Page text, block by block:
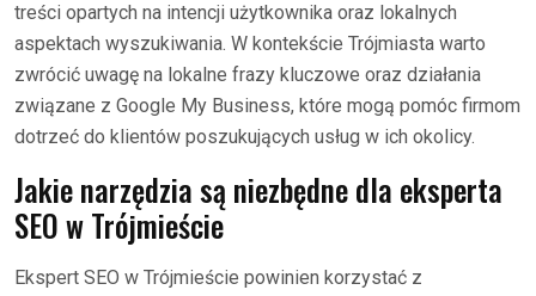
treści opartych na intencji użytkownika oraz lokalnych
aspektach wyszukiwania. W kontekście Trójmiasta warto
zwrócić uwagę na lokalne frazy kluczowe oraz działania
związane z Google My Business, które mogą pomóc firmom
dotrzeć do klientów poszukujących usług w ich okolicy.
Jakie narzędzia są niezbędne dla eksperta
SEO w Trójmieście
Ekspert SEO w Trójmieście powinien korzystać z